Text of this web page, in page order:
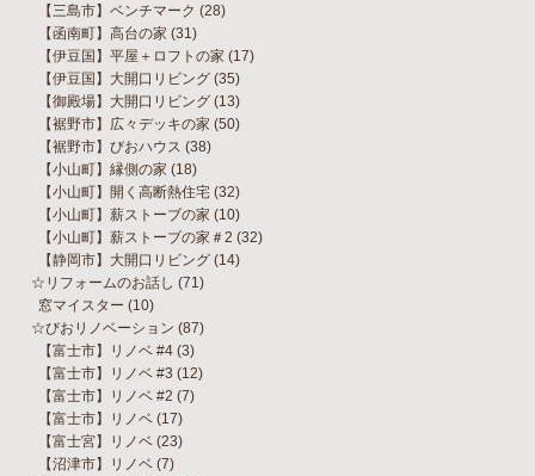
【三島市】ベンチマーク (28)
【函南町】高台の家 (31)
【伊豆国】平屋＋ロフトの家 (17)
【伊豆国】大開口リビング (35)
【御殿場】大開口リビング (13)
【裾野市】広々デッキの家 (50)
【裾野市】びおハウス (38)
【小山町】縁側の家 (18)
【小山町】開く高断熱住宅 (32)
【小山町】薪ストーブの家 (10)
【小山町】薪ストーブの家＃2 (32)
【静岡市】大開口リビング (14)
☆リフォームのお話し (71)
窓マイスター (10)
☆びおリノベーション (87)
【富士市】リノベ #4 (3)
【富士市】リノベ #3 (12)
【富士市】リノベ #2 (7)
【富士市】リノベ (17)
【富士宮】リノベ (23)
【沼津市】リノベ (7)